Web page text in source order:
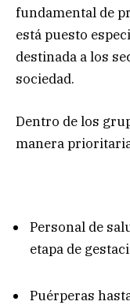
fundamental de
está puesto
destinada a los
sociedad.
Dentro de los
manera
Personal de
etapa de
Puérperas